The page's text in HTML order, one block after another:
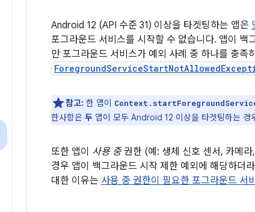
Android 12 (API 수준 31) 이상을 타겟팅하는 앱은
포그라운드 서비스를 시작할 수 없습니다. 앱이 백
만 포그라운드 서비스가 예외 사례 중 하나를 충족
참고: 한 앱이
한사항은 두 앱이 모두 Android 12 이상을 타겟팅하는 경
또한 앱이 사용 중권한 (예: 생체 신호 센서, 카메
경우 앱이 백그라운드 시작 제한 예외에 해당하더
대한 이유는 사용 중 권한이 필요한 포그라운드 서